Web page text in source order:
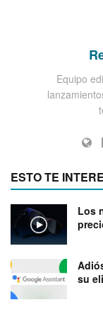
Equipo
ESTO TE
Los
su